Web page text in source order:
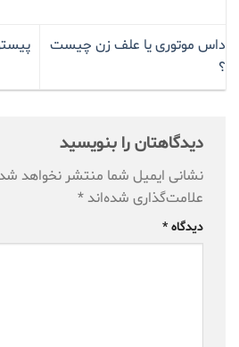
داس موتوری یا علف زن چیست
؟
دیدگاهتان را بنویسید
نشانی ایمیل شما منتشر نخواهد
علامت‌گذاری شده‌اند*
دیدگاه *